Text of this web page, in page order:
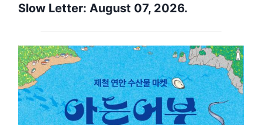
Slow Letter: August 07, 2026.